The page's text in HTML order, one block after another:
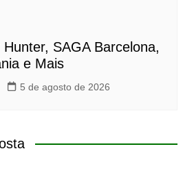
SAGA Barcelona,
e Mais
5 de agosto de 2026